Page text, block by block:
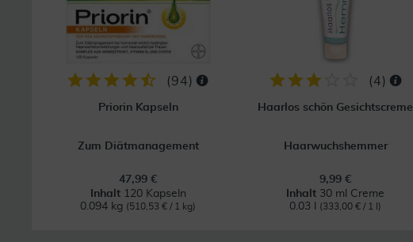
(94)
Priorin Kapseln
Zum Diätmanagement
47,99 €
Inhalt 120 Kapseln
0.094 kg (510,53 € / 1 kg)
(4)
Haarlos schön Gesichtscreme
Haarwuchshemmer
9,99 €
Inhalt 30 ml Creme
0.03 l
(333,00 € / 1 l)